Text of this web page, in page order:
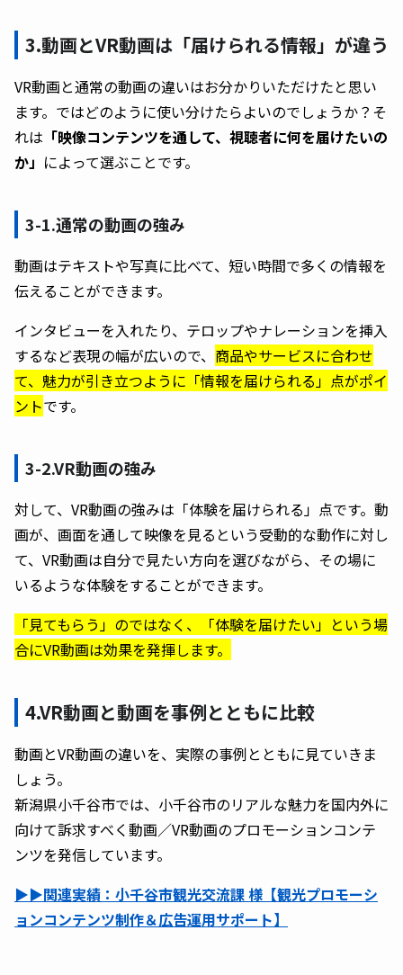
3.動画とVR動画は「届けられる情報」が違う
VR動画と通常の動画の違いはお分かりいただけたと思い
ます。ではどのように使い分けたらよいのでしょうか？そ
れは 「映像コンテンツを通して、視聴者に何を届けたいの
か」 によって選ぶことです。
3-1.通常の動画の強み
動画はテキストや写真に比べて、短い時間で多くの情報を
伝えることができます。
インタビューを入れたり、テロップやナレーションを挿入
するなど表現の幅が広いので、 商品やサービスに合わせ
て、魅力が引き立つように「情報を届けられる」点がポイ
ントです。
3-2.VR動画の強み
対して、VR動画の強みは「体験を届けられる」点です。動
画が、画面を通して映像を見るという受動的な動作に対し
て、VR動画は自分で見たい方向を選びながら、その場に
いるような体験をすることができます。
「見てもらう」のではなく、「体験を届けたい」という場
合にVR動画は効果を発揮します。
4.VR動画と動画を事例とともに比較
動画とVR動画の違いを、実際の事例とともに見ていきま
しょう。
新潟県小千谷市では、小千谷市のリアルな魅力を国内外に
向けて訴求すべく動画／VR動画のプロモーションコンテ
ンツを発信しています。
▶︎▶︎関連実績：小千谷市観光交流課 様【観光プロモーシ
ョンコンテンツ制作＆広告運用サポート】